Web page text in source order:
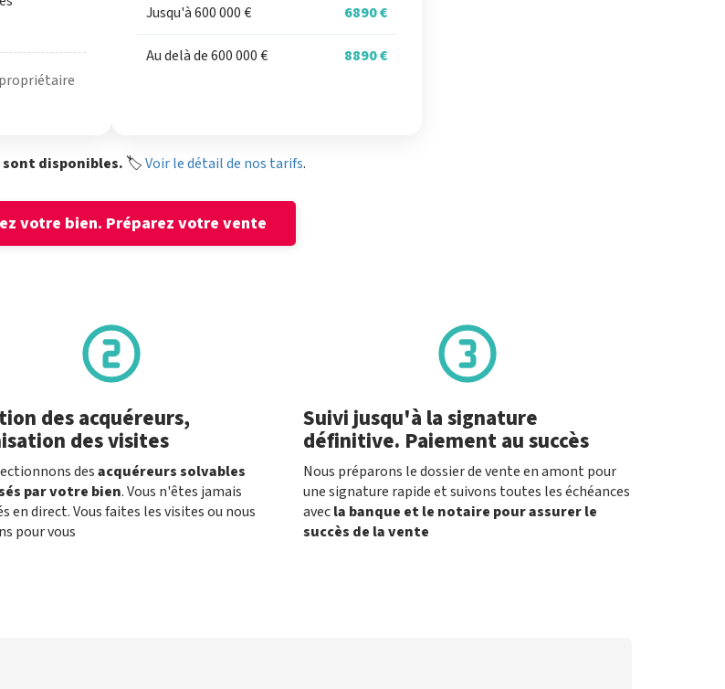
Jusqu'à 600 000 € 6890 €
Au delà de 600 000 € 8890 €
sont disponibles. 🏷️Voir le détail de nos tarifs.
votre bien. Préparez votre vente
des acquéreurs,
des visites
desacquéreurs solvables
par votre bien. Vous n'êtes jamais
en direct. Vous faites les visites ou nous
pour vous
Suivi jusqu'à la signature
définitive. Paiement au succès
Nous préparons le dossier de vente en amont pour
une signature rapide et suivons toutes les échéances
avecla banque et le notaire pour assurer le
succès de la vente